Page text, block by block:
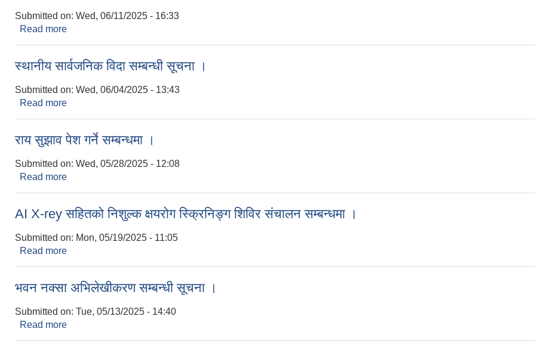
Submitted on: Wed, 06/11/2025 - 16:33
Read more
स्थानीय सार्वजनिक विदा सम्बन्धी सूचना ।
Submitted on: Wed, 06/04/2025 - 13:43
Read more
राय सुझाव पेश गर्ने सम्बन्धमा ।
Submitted on: Wed, 05/28/2025 - 12:08
Read more
AI X-rey सहितको निशुल्क क्षयरोग स्क्रिनिङ्ग शिविर संचालन सम्बन्धमा ।
Submitted on: Mon, 05/19/2025 - 11:05
Read more
भवन नक्सा अभिलेखीकरण सम्बन्धी सूचना ।
Submitted on: Tue, 05/13/2025 - 14:40
Read more